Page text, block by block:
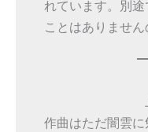
れています。別
ことはありません
作曲はただ闇雲